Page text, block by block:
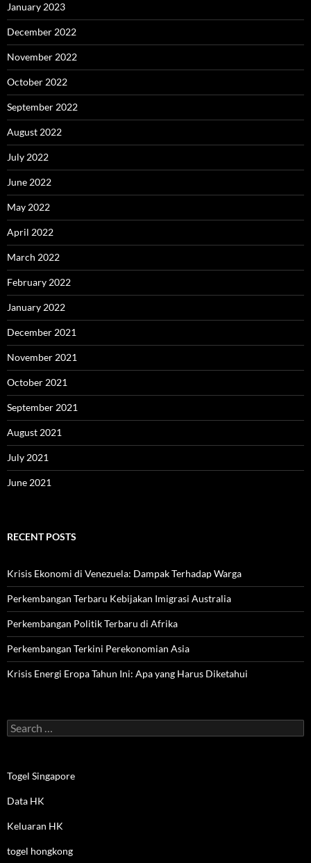
January 2023
December 2022
November 2022
October 2022
September 2022
August 2022
July 2022
June 2022
May 2022
April 2022
March 2022
February 2022
January 2022
December 2021
November 2021
October 2021
September 2021
August 2021
July 2021
June 2021
RECENT POSTS
Krisis Ekonomi di Venezuela: Dampak Terhadap Warga
Perkembangan Terbaru Kebijakan Imigrasi Australia
Perkembangan Politik Terbaru di Afrika
Perkembangan Terkini Perekonomian Asia
Krisis Energi Eropa Tahun Ini: Apa yang Harus Diketahui
Search
for:
Togel Singapore
Data HK
Keluaran HK
togel hongkong